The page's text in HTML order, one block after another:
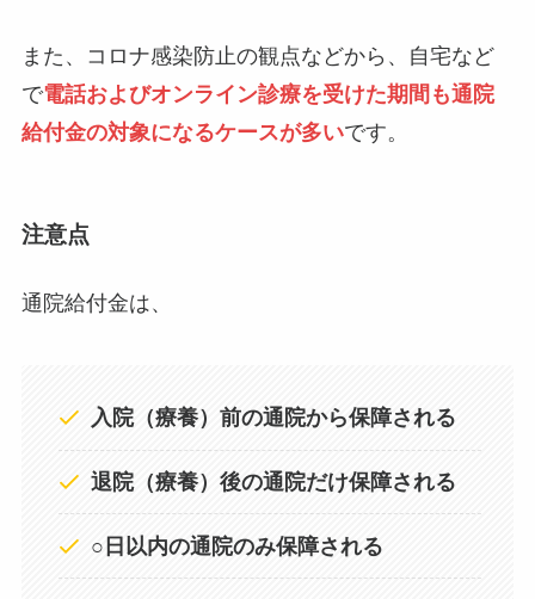
また、コロナ感染防止の観点などから、自宅など
で電話およびオンライン診療を受けた期間も通院
給付金の対象になるケースが多いです。
注意点
通院給付金は、
入院（療養）前の通院から保障される
退院（療養）後の通院だけ保障される
○日以内の通院のみ保障される